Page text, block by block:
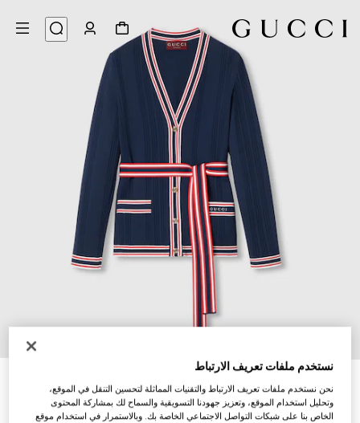
كارديغان يمكن ربطه ذاتياً مع طرف مقلّم
AED 8,300
نستخدم ملفات تعريف الارتباط
نحن نستخدم ملفات تعريف الارتباط والتقنيات المماثلة لتحسين التنقل في الموقع،
وتحليل استخدام الموقع، وتعزيز جهودنا التسويقية والسماح لك بمشاركة المحتوى
الخاص بنا على شبكات التواصل الاجتماعي الخاصة بك. وبالاستمرار في استخدام موقع